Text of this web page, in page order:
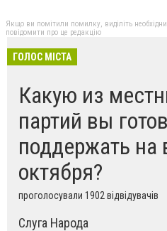
Якщо ви помітили помилку, виділіть
повідомити про це редакцію
ГОЛОС МІСТА
Какую из
партий вы
поддержать на
октября?
проголосували 1902 відвідувачів
Слуга Народа